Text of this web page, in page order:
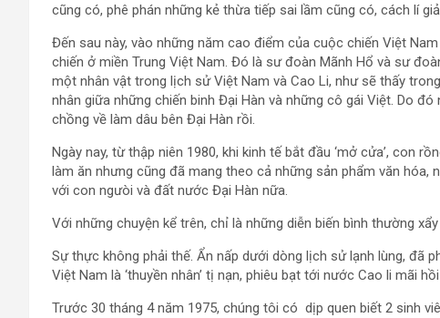
cũng có, phê phán những kẻ thừa tiếp sai lầm cũng có, cách lí
Đến sau này, vào những năm cao điểm của cuộc chiến Việt
chiến ở miền Trung Việt Nam. Đó là sư đoàn Mãnh Hổ và sư
một nhân vật trong lịch sử Việt Nam và Cao Li, như sẽ thấy
nhân giữa những chiến binh Đại Hàn và những cô gái Việt. Do
chồng về làm dâu bên Đại Hàn rồi.
Ngày nay, từ thập niên 1980, khi kinh tế bắt đầu ‘mở cửa’, con
làm ăn nhưng cũng đã mang theo cả những sản phẩm văn hóa,
với con ngưòi và đất nước Đại Hàn nữa.
Với những chuyện kể trên, chỉ là những diễn biến bình thường
Sự thực không phải thế. Ẩn nấp dưới dòng lịch sử lạnh lùng, đã
Việt Nam là ‘thuyền nhân’ tị nạn, phiêu bạt tới nước Cao li mãi
Trước 30 tháng 4 năm 1975, chúng tôi có dịp quen biết 2 sinh